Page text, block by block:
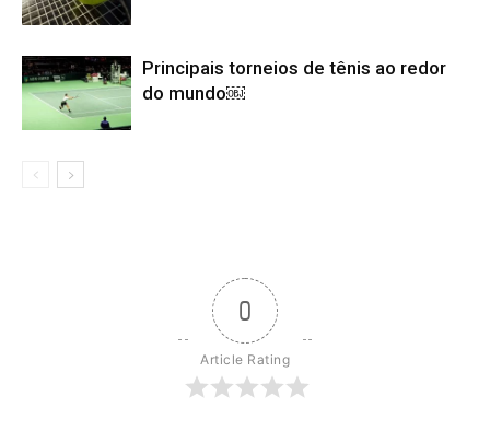
Principais torneios de tênis ao redor
do mundo￼
0
Article Rating